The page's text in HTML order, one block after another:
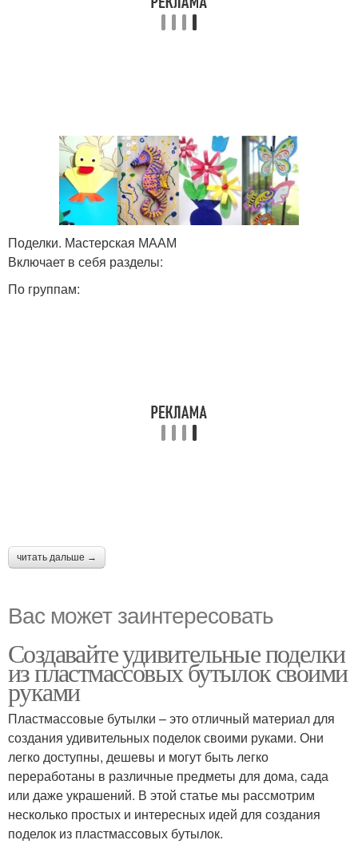
Поделки. Мастерская МААМ
Включает в себя разделы:
По группам:
читать дальше →
Вас может заинтересовать
Создавайте удивительные поделки
из пластмассовых бутылок своими
руками
Пластмассовые бутылки – это отличный материал для
создания удивительных поделок своими руками. Они
легко доступны, дешевы и могут быть легко
переработаны в различные предметы для дома, сада
или даже украшений. В этой статье мы рассмотрим
несколько простых и интересных идей для создания
поделок из пластмассовых бутылок.